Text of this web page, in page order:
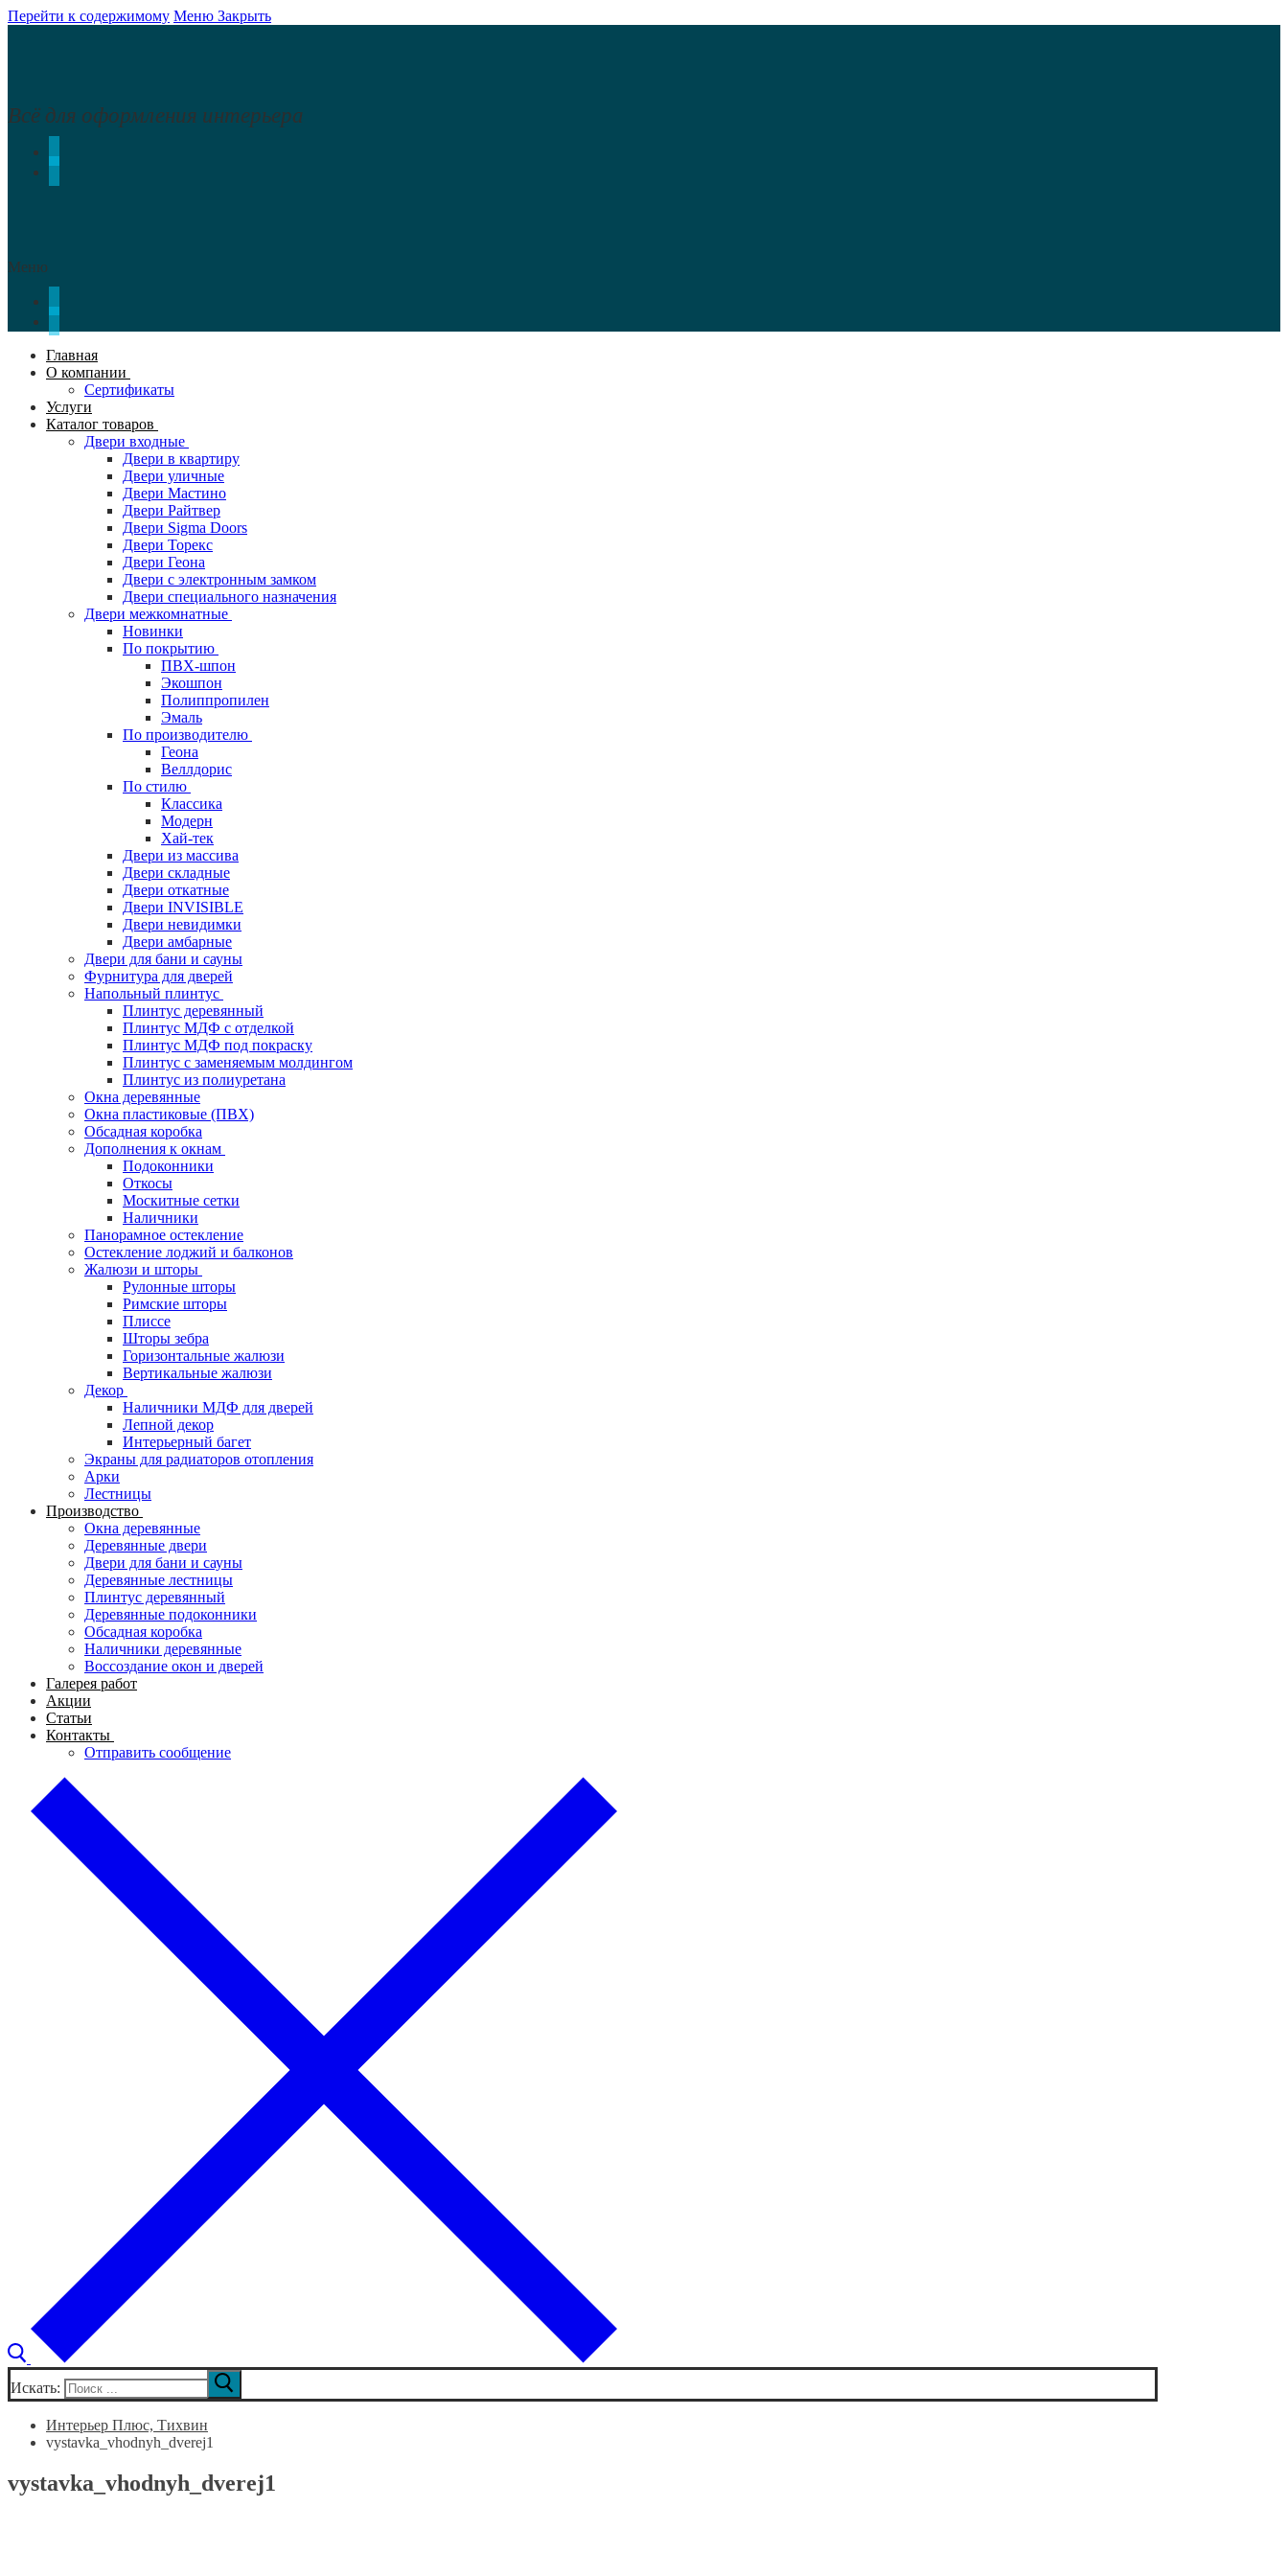
Перейти к содержимому Меню Закрыть
Всё для оформления интерьера
Меню
Главная
О компании
Сертификаты
Услуги
Каталог товаров
Двери входные
Двери в квартиру
Двери уличные
Двери Мастино
Двери Райтвер
Двери Sigma Doors
Двери Торекс
Двери Геона
Двери с электронным замком
Двери специального назначения
Двери межкомнатные
Новинки
По покрытию
ПВХ-шпон
Экошпон
Полиппропилен
Эмаль
По производителю
Геона
Веллдорис
По стилю
Классика
Модерн
Хай-тек
Двери из массива
Двери складные
Двери откатные
Двери INVISIBLE
Двери невидимки
Двери амбарные
Двери для бани и сауны
Фурнитура для дверей
Напольный плинтус
Плинтус деревянный
Плинтус МДФ с отделкой
Плинтус МДФ под покраску
Плинтус с заменяемым молдингом
Плинтус из полиуретана
Окна деревянные
Окна пластиковые (ПВХ)
Обсадная коробка
Дополнения к окнам
Подоконники
Откосы
Москитные сетки
Наличники
Панорамное остекление
Остекление лоджий и балконов
Жалюзи и шторы
Рулонные шторы
Римские шторы
Плиссе
Шторы зебра
Горизонтальные жалюзи
Вертикальные жалюзи
Декор
Наличники МДФ для дверей
Лепной декор
Интерьерный багет
Экраны для радиаторов отопления
Арки
Лестницы
Производство
Окна деревянные
Деревянные двери
Двери для бани и сауны
Деревянные лестницы
Плинтус деревянный
Деревянные подоконники
Обсадная коробка
Наличники деревянные
Воссоздание окон и дверей
Галерея работ
Акции
Статьи
Контакты
Отправить сообщение
Искать:
Интерьер Плюс, Тихвин
vystavka_vhodnyh_dverej1
vystavka_vhodnyh_dverej1